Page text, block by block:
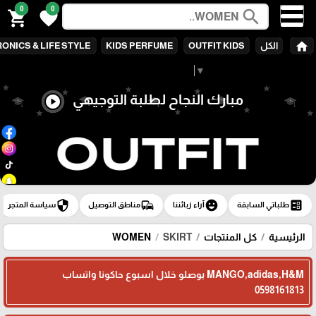
▼
search
0
favorite
0
shopping_cart
home الكل & LIFE STYLE KIDS PERFUME OUTFIT KIDS
مبارك النجاح لطلبة التوجيهي play_circle
ballotطلباتي السابقة emoji_emotions آراء زبائننا commuteمناطق التوصيل securityسياسة المتجر
الرئيسية كل المنتجات WOMEN SKIRT
MANGO,adidas,H&M بوصلو خلال اسبوع حاكونا واتساب
0598161813